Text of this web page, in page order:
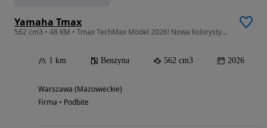
Yamaha Tmax
562 cm3 • 48 KM • Tmax TechMax Model 2026! Nowa kolorystyka! Dealer WWA! Gwarancja 5 lat
1 km Benzyna 562 cm3 2026
Warszawa (Mazowieckie)
Firma • Podbite